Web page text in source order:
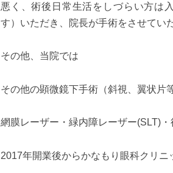
悪く、術後日常生活をしづらい方は
す）いただき、院長が手術をさせてい
その他、当院では
その他の顕微鏡下手術（斜視、翼状片
網膜レーザー・緑内障レーザー(SLT)
2017年開業後からかなもり眼科クリニ